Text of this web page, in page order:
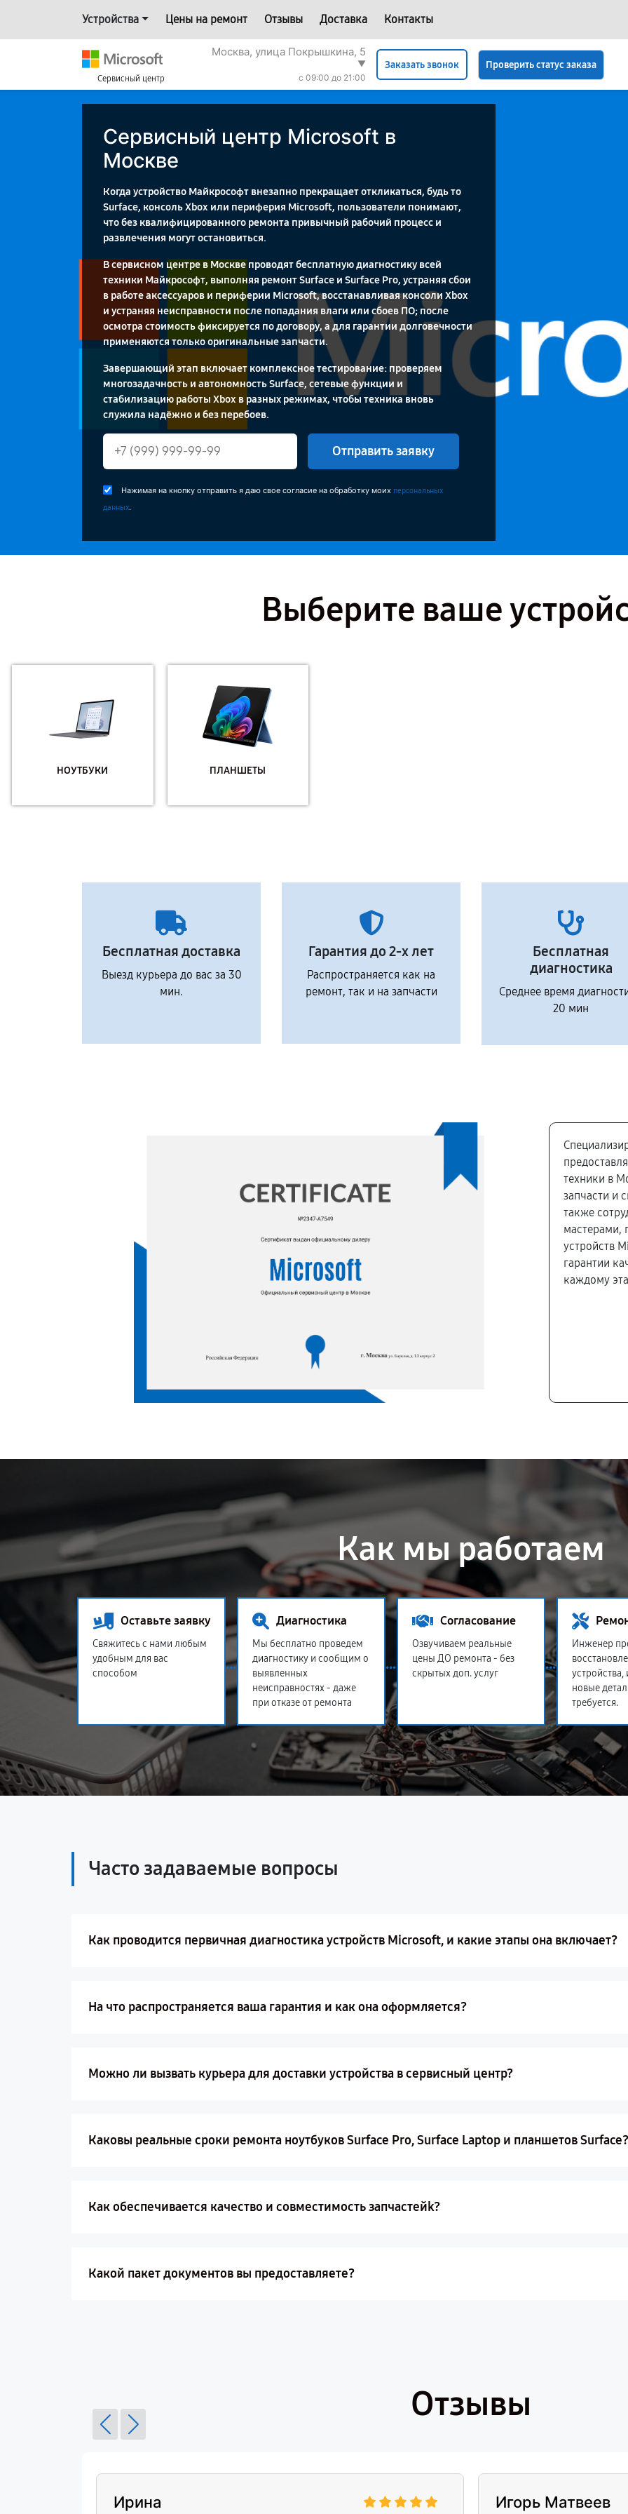
Устройства Цены на ремонт Отзывы Доставка Контакты
Сервисный центр
Москва, улица Покрышкина, 5
▼
c 09:00 до 21:00
Заказать звонок Проверить статус заказа
Сервисный центр Microsoft в
Москве
Когда устройство Майкрософт внезапно прекращает откликаться, будь то
Surface, консоль Xbox или периферия Microsoft, пользователи понимают,
что без квалифицированного ремонта привычный рабочий процесс и
развлечения могут остановиться.
В сервисном центре в Москве проводят бесплатную диагностику всей
техники Майкрософт, выполняя ремонт Surface и Surface Pro, устраняя сбои
в работе аксессуаров и периферии Microsoft, восстанавливая консоли Xbox
и устраняя неисправности после попадания влаги или сбоев ПО; после
осмотра стоимость фиксируется по договору, а для гарантии долговечности
применяются только оригинальные запчасти.
Завершающий этап включает комплексное тестирование: проверяем
многозадачность и автономность Surface, сетевые функции и
стабилизацию работы Xbox в разных режимах, чтобы техника вновь
служила надёжно и без перебоев.
Отправить заявку
Нажимая на кнопку отправить я даю свое согласие на обработку моих персональных
данных.
Выберите ваше
НОУТБУКИ ПЛАНШЕТЫ
Бесплатная доставка
Выезд курьера до вас за 30
мин.
Гарантия до 2-х лет
Распространяется как на
ремонт, так и на запчасти
Бесплатная
диагностика
Среднее время
20 мин
техники в
запчасти и
также
мастерами,
устройств
гарантии
каждому
Как мы работаем
Оставьте заявку
Свяжитесь с нами любым
удобным для вас
способом
Диагностика
Мы бесплатно проведем
диагностику и сообщим о
выявленных
неисправностях - даже
при отказе от ремонта
Согласование
Озвучиваем реальные
цены ДО ремонта - без
скрытых доп. услуг
Инженер
устройства,
новые
требуется.
Часто задаваемые вопросы
Как проводится первичная диагностика устройств Microsoft, и какие этапы она включает?
На что распространяется ваша гарантия и как она оформляется?
Можно ли вызвать курьера для доставки устройства в сервисный центр?
Каковы реальные сроки ремонта ноутбуков Surface Pro, Surface Laptop и планшетов Surface?
Как обеспечивается качество и совместимость запчастейk?
Какой пакет документов вы предоставляете?
Отзывы
Ирина Игорь Матвеев